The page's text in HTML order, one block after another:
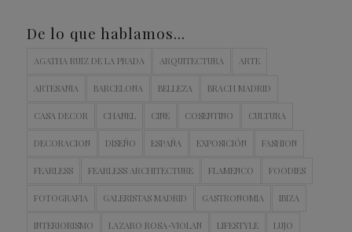
De lo que hablamos…
AGATHA RUIZ DE LA PRADA ARQUITECTURA ARTE
ARTESANIA BARCELONA BELLEZA BRACH MADRID
CASA DECOR CHANEL CINE COSENTINO CULTURA
DECORACION DISEÑO ESPAÑA EXPOSICIÓN FASHION
FEARLESS FEARLESS ARCHITECTURE FLAMENCO FOODIES
FOTOGRAFIA GALERISTAS MADRID GASTRONOMIA IBIZA
INTERIORISMO LAZARO ROSA-VIOLAN LIFESTYLE LUJO